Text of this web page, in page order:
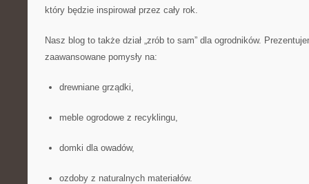
który będzie inspirował przez cały rok.
Nasz blog to także dział „zrób to sam” dla ogrodników.
zaawansowane pomysły na:
drewniane grządki,
meble ogrodowe z recyklingu,
domki dla owadów,
ozdoby z naturalnych materiałów.